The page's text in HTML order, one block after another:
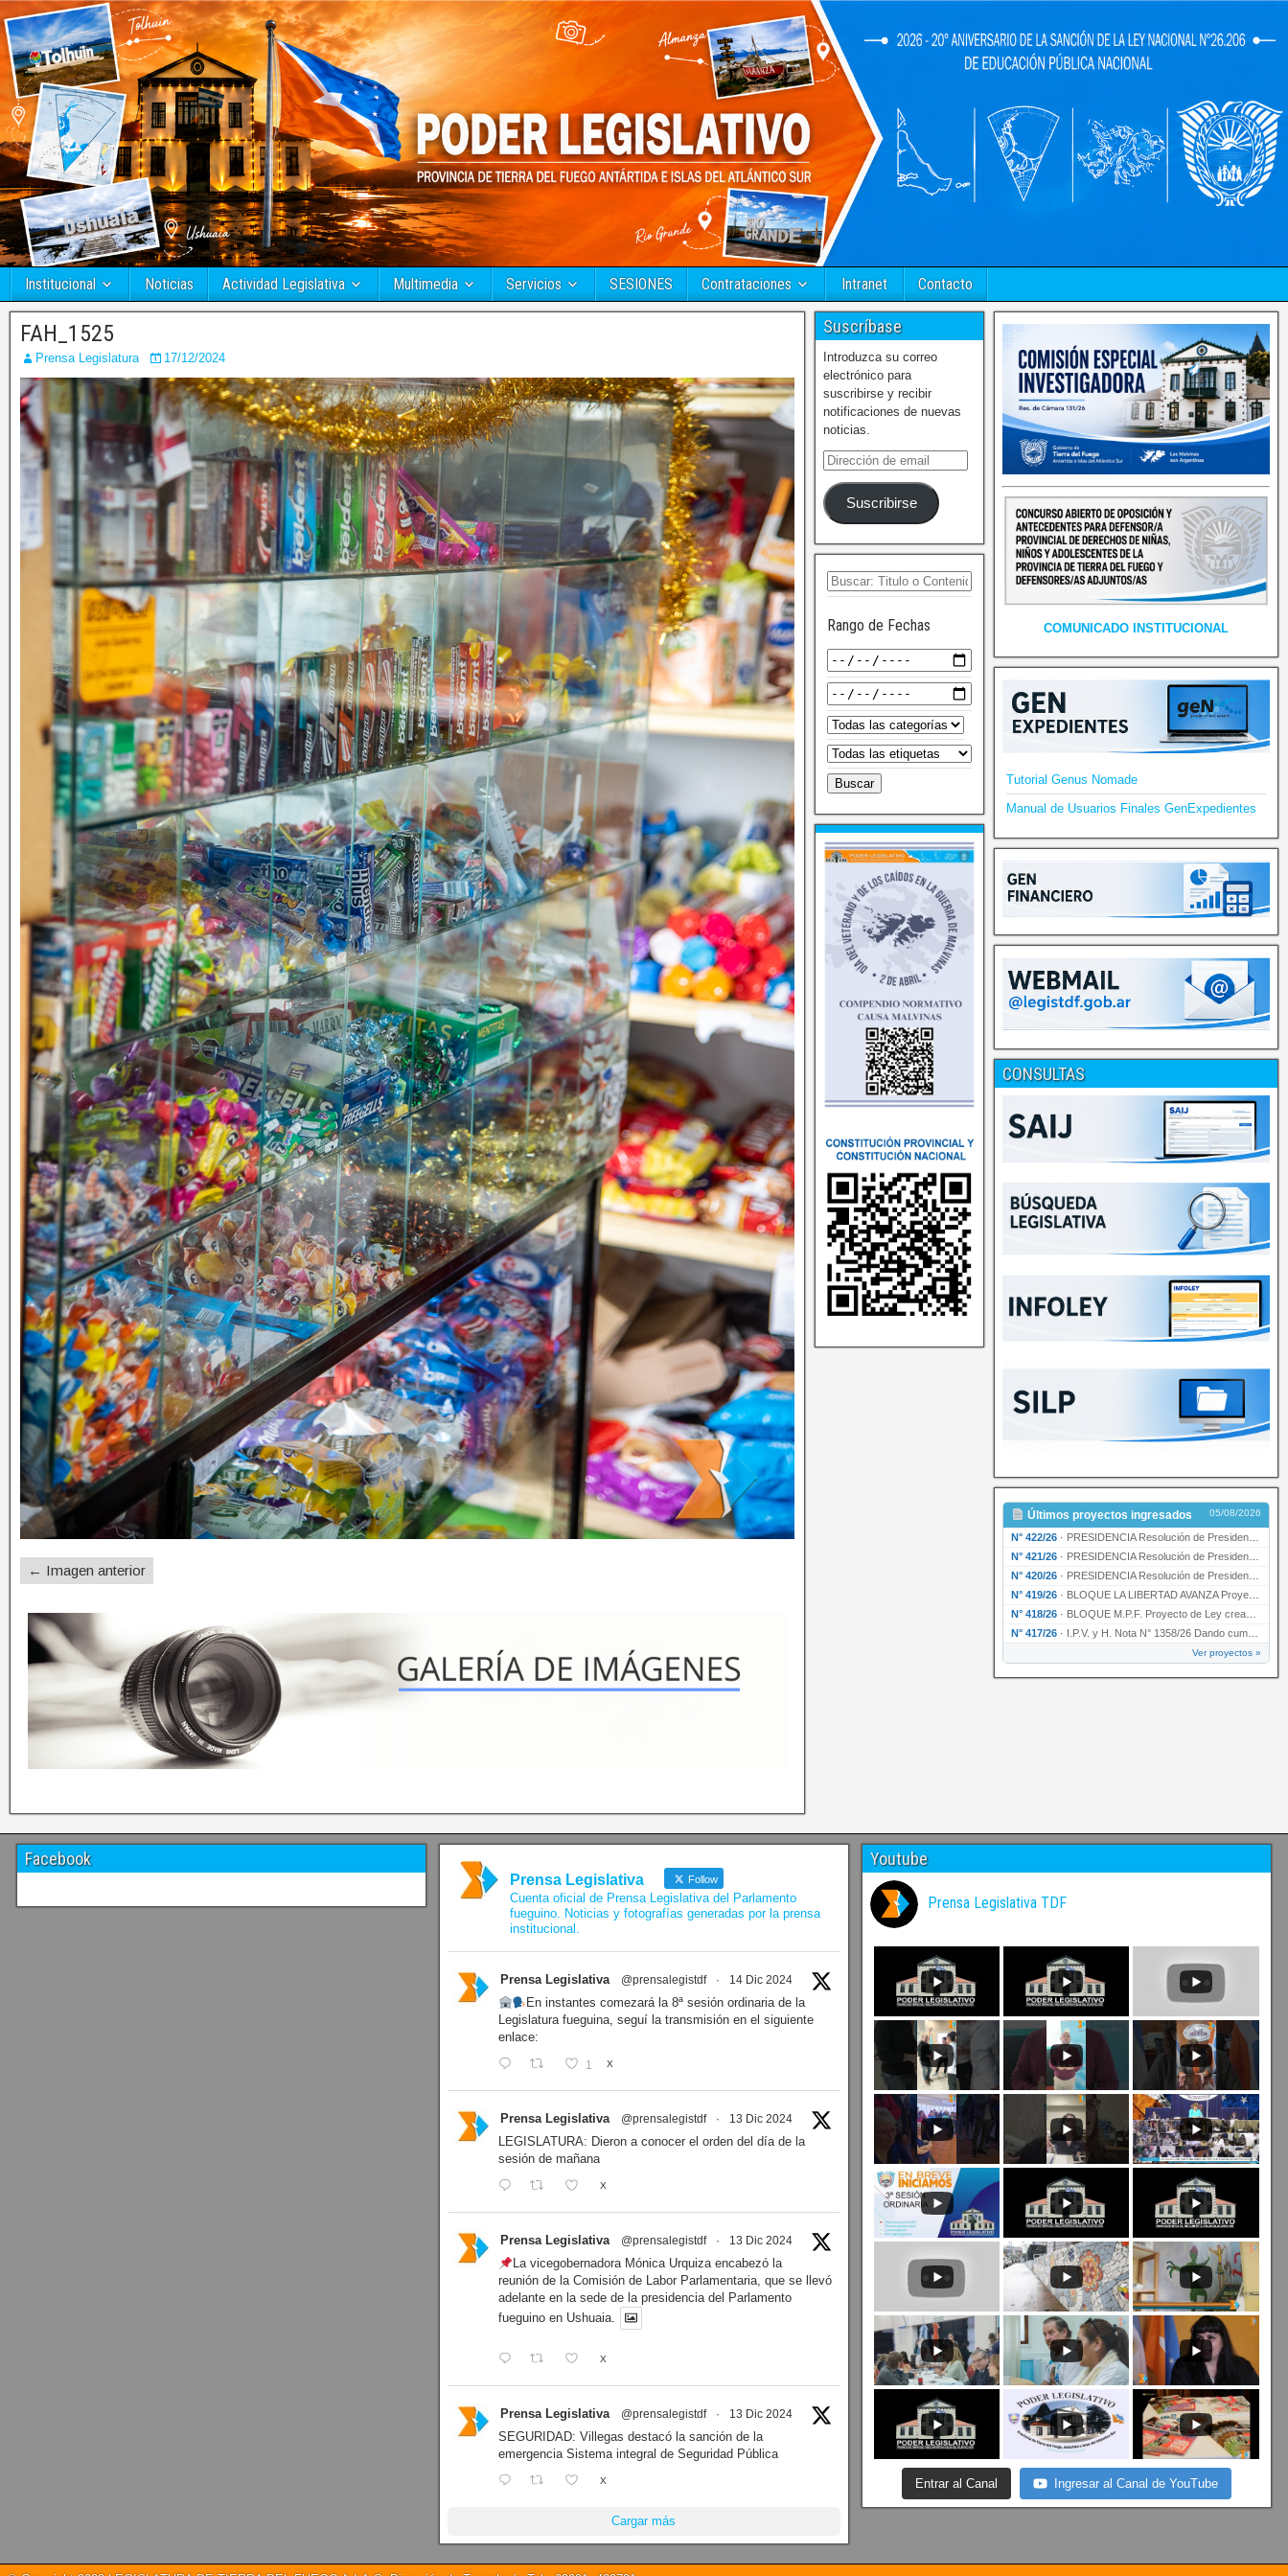
Institucional Noticias Actividad Legislativa Multimedia Servicios SESIONES Contrataciones Intranet Contacto
FAH_1525
Prensa Legislatura 17/12/2024
← Imagen anterior
Suscríbase
Introduzca su correo
electrónico para
suscribirse y recibir
notificaciones de nuevas
noticias.
Suscribirse
Rango de Fechas COMUNICADO INSTITUCIONAL
Tutorial Genus Nomade
Manual de Usuarios Finales GenExpedientes
CONSULTAS
Últimos proyectos ingresados 05/08/2026
N° 422/26 · PRESIDENCIA Resolución de Presidencia N° 200/26 para su ratificación.
N° 421/26 · PRESIDENCIA Resolución de Presidencia N° 199/26 para su ratificación.
N° 420/26 · PRESIDENCIA Resolución de Presidencia N° 198/26 para su ratificación.
N° 419/26 · BLOQUE LA LIBERTAD AVANZA Proyecto de Ley declarando la esencialidad del servicio educativ…
N° 418/26 · BLOQUE M.P.F. Proyecto de Ley creando el Ente Único Regulador de servicios públicos de la …
N° 417/26 · I.P.V. y H. Nota N° 1358/26 Dando cumplimiento al artículo 29 de la Ley provincial N° 1399…
Ver proyectos »
Facebook
Prensa Legislativa Follow
Cuenta oficial de Prensa Legislativa del Parlamento
fueguino. Noticias y fotografías generadas por la prensa
institucional.
Prensa Legislativa @prensalegistdf · 14 Dic 2024
En instantes comezará la 8ª sesión ordinaria de la
Legislatura fueguina, seguí la transmisión en el siguiente
enlace:
1 X
Prensa Legislativa @prensalegistdf · 13 Dic 2024
LEGISLATURA: Dieron a conocer el orden del día de la
sesión de mañana
X
Prensa Legislativa @prensalegistdf · 13 Dic 2024
La vicegobernadora Mónica Urquiza encabezó la
reunión de la Comisión de Labor Parlamentaria, que se llevó
adelante en la sede de la presidencia del Parlamento
fueguino en Ushuaia.
X
Prensa Legislativa @prensalegistdf · 13 Dic 2024
SEGURIDAD: Villegas destacó la sanción de la
emergencia Sistema integral de Seguridad Pública
X
Cargar más
Youtube
Prensa Legislativa TDF
Entrar al Canal Ingresar al Canal de YouTube